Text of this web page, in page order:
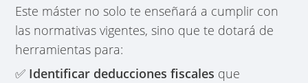
Este máster no solo te enseñará a cumplir con
las normativas vigentes, sino que te dotará de
herramientas para:
✅ Identificar deducciones fiscales que